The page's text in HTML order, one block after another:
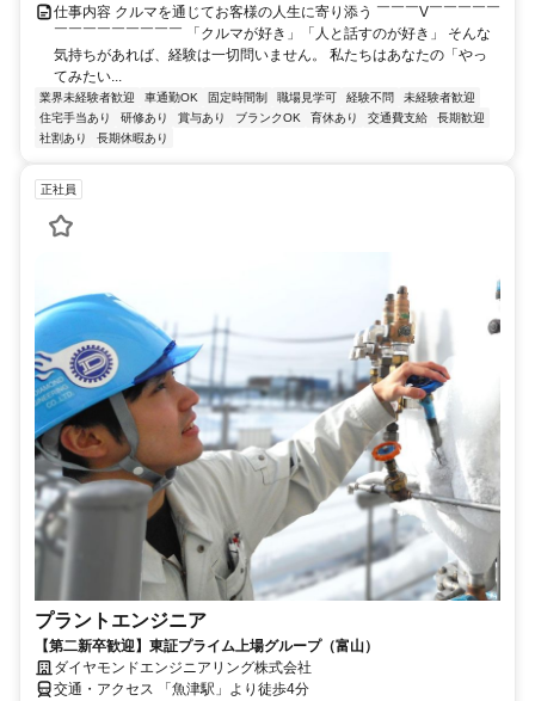
仕事内容 クルマを通じてお客様の人生に寄り添う ￣￣￣V￣￣￣￣￣
￣￣￣￣￣￣￣￣￣ 「クルマが好き」「人と話すのが好き」 そんな
気持ちがあれば、経験は一切問いません。 私たちはあなたの「やっ
てみたい...
業界未経験者歓迎 車通勤OK 固定時間制 職場見学可 経験不問
未経験者歓迎
住宅手当あり
研修あり 賞与あり ブランクOK 育休あり 交通費支給
長期歓迎
社割あり
長期休暇あり
正社員
プラントエンジニア
【第二新卒歓迎】東証プライム上場グループ（富山）
ダイヤモンドエンジニアリング株式会社
交通・アクセス 「魚津駅」より徒歩4分